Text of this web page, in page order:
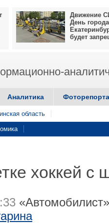
Движение
День города
будет
Аналитика
область
хоккей с